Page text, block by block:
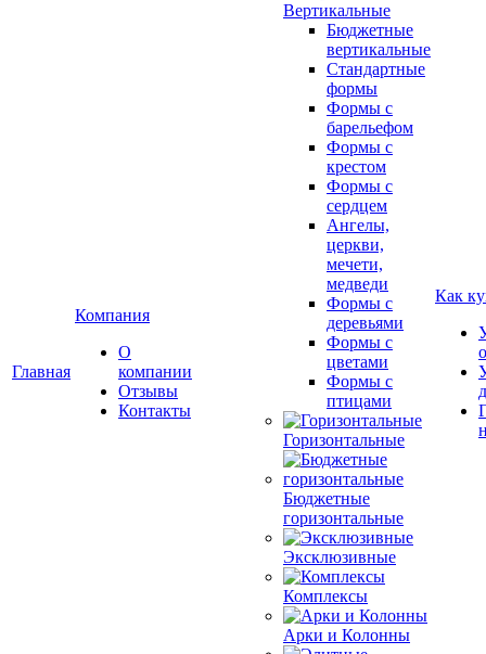
Главная
Компания
О
компании
Отзывы
Контакты
Вертикальные
Бюджетные
вертикальные
Стандартные
формы
Формы с
барельефом
Формы с
крестом
Формы с
сердцем
Ангелы,
церкви,
мечети,
медведи
Формы с
деревьями
Формы с
цветами
Формы с
птицами
Горизонтальные
Бюджетные
горизонтальные
Эксклюзивные
Комплексы
Арки и Колонны
Как